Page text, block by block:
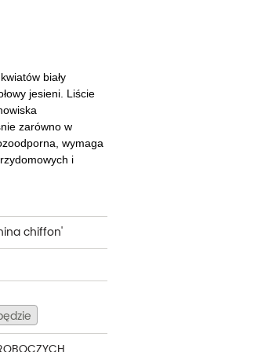
biały
jesieni. Liście
zarówno w
wymaga
i
chiffon'